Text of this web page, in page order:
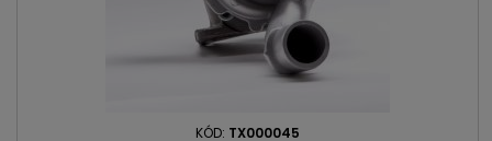
KÓD: TX000045